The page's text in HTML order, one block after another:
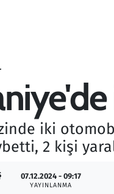
iki
2 kişi
07.12.2024 - 09:17
YAYINLANMA